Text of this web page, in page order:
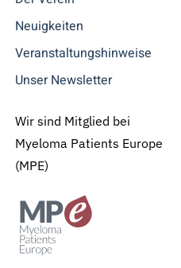
Neuigkeiten
Veranstaltungshinweise
Unser Newsletter
Wir sind Mitglied bei
Myeloma Patients Europe
(MPE)